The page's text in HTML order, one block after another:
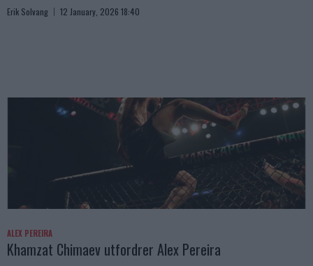
Erik Solvang 12 January, 2026 18:40
ALEX PEREIRA
Khamzat Chimaev utfordrer Alex Pereira